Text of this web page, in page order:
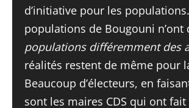
d’initiative pour les
populations de Bougouni n’ont
populations différemment des
réalités restent de même pour
Beaucoup d’électeurs, en
sont les maires CDS qui ont